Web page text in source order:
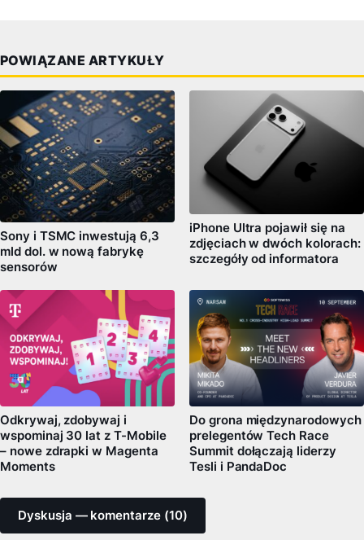
POWIĄZANE ARTYKUŁY
Sony i TSMC inwestują 6,3
mld dol. w nową fabrykę
sensorów
iPhone Ultra pojawił się na
zdjęciach w dwóch kolorach:
szczegóły od informatora
Odkrywaj, zdobywaj i
wspominaj 30 lat z T-Mobile
– nowe zdrapki w Magenta
Moments
Do grona międzynarodowych
prelegentów Tech Race
Summit dołączają liderzy
Tesli i PandaDoc
Dyskusja — komentarze (10)